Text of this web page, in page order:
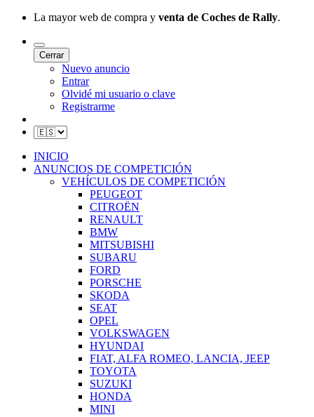
La mayor web de compra y venta de Coches de Rally.
Cerrar
Nuevo anuncio
Entrar
Olvidé mi usuario o clave
Registrarme
INICIO
ANUNCIOS DE COMPETICIÓN
VEHÍCULOS DE COMPETICIÓN
PEUGEOT
CITROËN
RENAULT
BMW
MITSUBISHI
SUBARU
FORD
PORSCHE
SKODA
SEAT
OPEL
VOLKSWAGEN
HYUNDAI
FIAT, ALFA ROMEO, LANCIA, JEEP
TOYOTA
SUZUKI
HONDA
MINI